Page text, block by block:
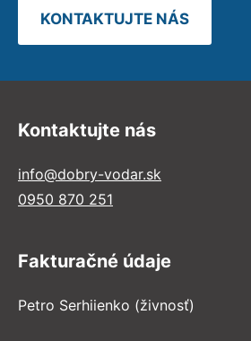
KONTAKTUJTE NÁS
Kontaktujte nás
info@dobry-vodar.sk
0950 870 251
Fakturačné údaje
Petro Serhiienko (živnosť)